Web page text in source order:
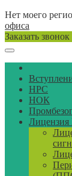
Нет моего
офиса
Заказать звонок
НРС
НОК